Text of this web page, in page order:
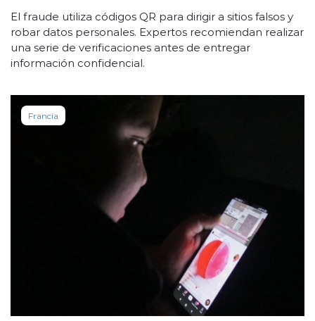
El fraude utiliza códigos QR para dirigir a sitios falsos y
robar datos personales. Expertos recomiendan realizar
una serie de verificaciones antes de entregar
información confidencial.
Francia